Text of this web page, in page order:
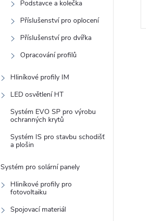
Podstavce a kolečka
Příslušenství pro oplocení
Příslušenství pro dvířka
Opracování profilů
Hliníkové profily IM
LED osvětlení HT
Systém EVO SP pro výrobu
ochranných krytů
Systém IS pro stavbu schodišť
a plošin
Systém pro solární panely
Hliníkové profily pro
fotovoltaiku
Spojovací materiál